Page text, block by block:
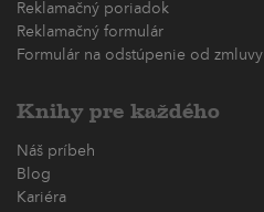
Reklamačný poriadok
Reklamačný formulár
Formulár na odstúpenie od zmluvy
Knihy pre každého
Náš príbeh
Blog
Kariéra